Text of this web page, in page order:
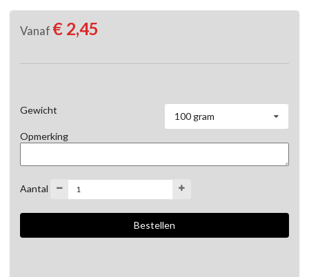
Vanaf € 2,45
Gewicht
100 gram
Opmerking
Aantal